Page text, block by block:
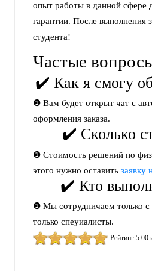
опыт работы в данной сфере
гарантии. После выполнения
студента!
Частые
✔️ Как я смогу
❶ Вам будет открыт чат с
оформления заказа.
✔️ Сколько
❶ Стоимость решений по
этого нужно оставить заявку
✔️ Кто
❶ Мы сотрудничаем только с
только спеуиалисты.
Рейтинг 5.00